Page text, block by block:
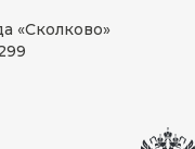
«Сколково»